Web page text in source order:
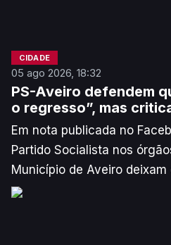
CIDADE
05 ago 2026, 18:32
PS-Aveiro defendem
o regresso”, mas
Em nota publicada no
Partido Socialista nos
Município de Aveiro
da Feira de Artesanato da